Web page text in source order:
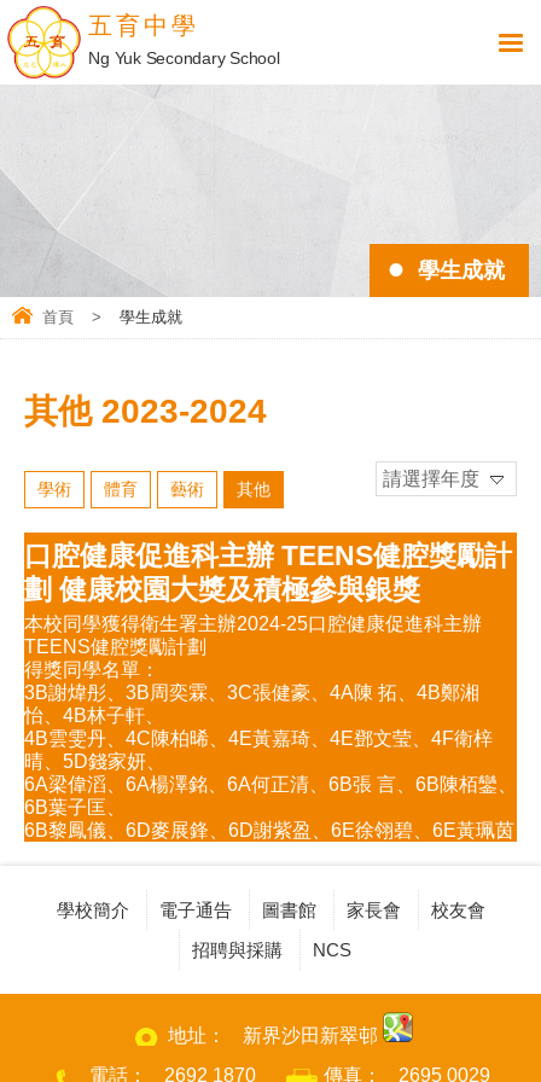
五育中學
Ng Yuk Secondary School
學生成就
首頁 > 學生成就
其他 2023-2024
請選擇年度
學術 體育 藝術 其他
口腔健康促進科主辦 TEENS健腔獎勵計
劃 健康校園大獎及積極參與銀獎
本校同學獲得衛生署主辦2024-25口腔健康促進科主辦
TEENS健腔獎勵計劃
得獎同學名單：
3B謝煒彤、3B周奕霖、3C張健豪、4A陳 拓、4B鄭湘
怡、4B林子軒、
4B雲雯丹、4C陳柏晞、4E黃嘉琦、4E鄧文莹、4F衛梓
晴、5D錢家妍、
6A梁偉滔、6A楊澤銘、6A何正清、6B張 言、6B陳栢鑾、
6B葉子匡、
6B黎鳳儀、6D麥展鋒、6D謝紫盈、6E徐翎碧、6E黃珮茵
學校簡介 電子通告 圖書館 家長會
校友會
招聘與採購
NCS
地址：
新界沙田新翠邨
電話：
2692 1870 傳真： 2695 0029